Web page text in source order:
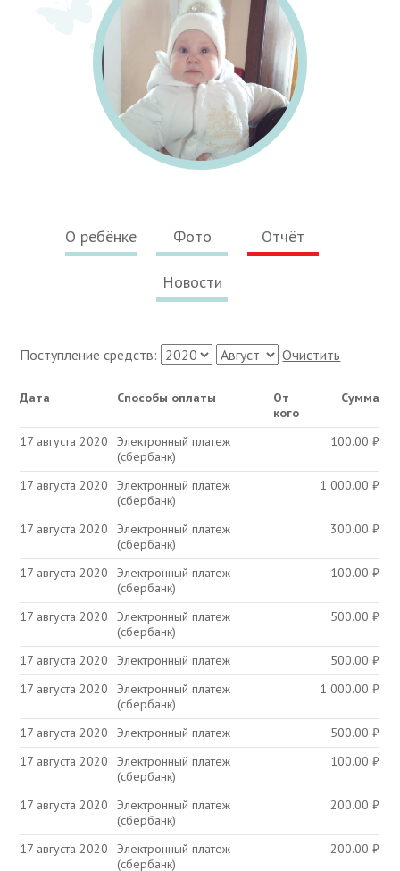
О ребёнке Фото Отчёт
Новости
Поступление средств: Очистить
Дата Способы оплаты
От
кого
Сумма
17 августа 2020
Электронный платеж
(сбербанк)
100.00₽
17 августа 2020
Электронный платеж
(сбербанк)
1 000.00₽
17 августа 2020
Электронный платеж
(сбербанк)
300.00₽
17 августа 2020
Электронный платеж
(сбербанк)
100.00₽
17 августа 2020
Электронный платеж
(сбербанк)
500.00₽
17 августа 2020 Электронный платеж 500.00₽
17 августа 2020
Электронный платеж
(сбербанк)
1 000.00₽
17 августа 2020 Электронный платеж 500.00₽
17 августа 2020
Электронный платеж
(сбербанк)
100.00₽
17 августа 2020
Электронный платеж
(сбербанк)
200.00₽
17 августа 2020
Электронный платеж
(сбербанк)
200.00₽